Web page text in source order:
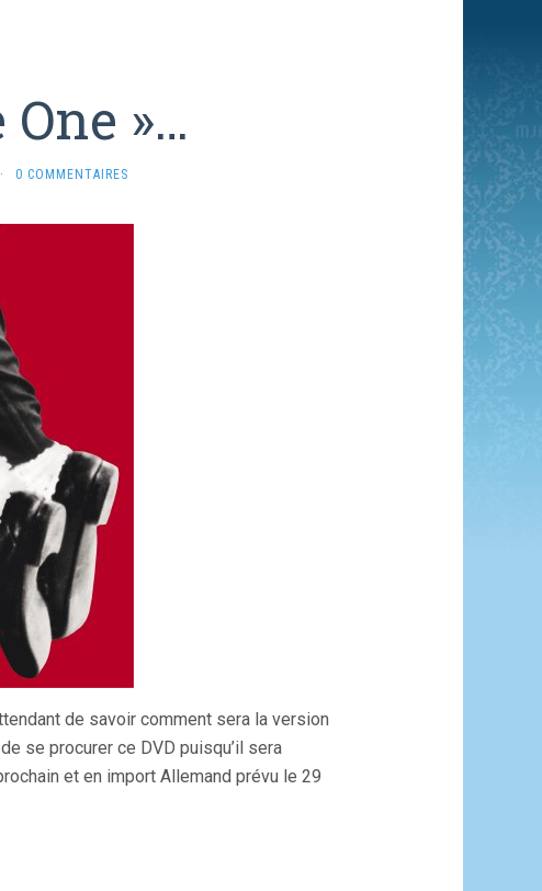
One »…
· 0 COMMENTAIRES
de savoir comment sera la version
se procurer ce DVD puisqu’il sera
et en import Allemand prévu le 29